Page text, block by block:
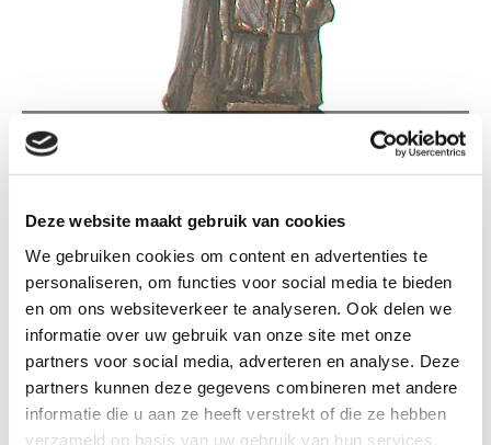
Deze website maakt gebruik van cookies
We gebruiken cookies om content en advertenties te
personaliseren, om functies voor social media te bieden
en om ons websiteverkeer te analyseren. Ook delen we
informatie over uw gebruik van onze site met onze
partners voor social media, adverteren en analyse. Deze
partners kunnen deze gegevens combineren met andere
informatie die u aan ze heeft verstrekt of die ze hebben
verzameld op basis van uw gebruik van hun services.
GK268 Boerin met bezem
Formaat